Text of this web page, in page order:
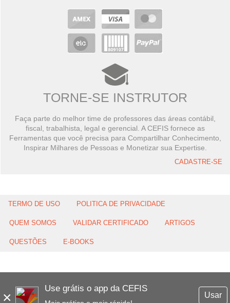
×
Use grátis o app da CEFIS
Usar
TORNE-SE INSTRUTOR
Faça parte do melhor time de professores das áreas contábil,
fiscal, trabalhista, legal e gerencial. A CEFIS fornece as
Ferramentas que você precisa para Compartilhar Conhecimento,
Inspirar Milhares de Pessoas e Monetizar sua Expertise.
CADASTRE-SE
TERMO DE USO POLITICA DE PRIVACIDADE
QUEM SOMOS VALIDAR CERTIFICADO ARTIGOS
QUESTÕES E-BOOKS